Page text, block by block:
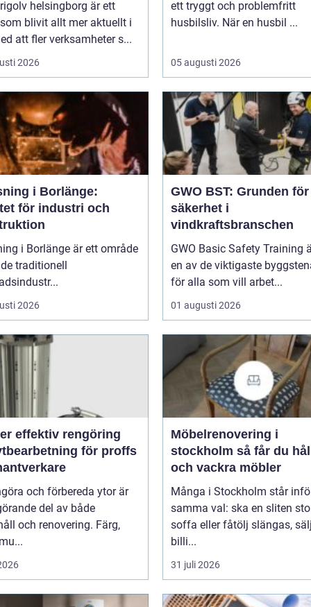
helsingborg är ett
blivit allt mer aktuellt i
att fler verksamheter s...
2026
ett tryggt och problemfritt
husbilsliv. När en husbil ...
05 augusti 2026
i Borlänge:
för industri och
i Borlänge är ett område
traditionell
2026
GWO BST: Grunden för
säkerhet i
vindkraftsbranschen
GWO Basic Safety Training
en av de viktigaste
för alla som vill arbet...
01 augusti 2026
för proffs
och förbereda ytor är
del av både
och renovering. Färg,
Möbelrenovering i
stockholm så får du hållbara
och vackra möbler
Många i Stockholm står
samma val: ska en sliten
soffa eller fåtölj slängas,
billi...
31 juli 2026